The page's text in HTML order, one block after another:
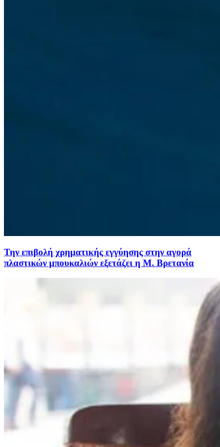
Την επιβολή χρηματικής εγγύησης στην αγορά
πλαστικών μπουκαλιών εξετάζει η Μ. Βρετανία